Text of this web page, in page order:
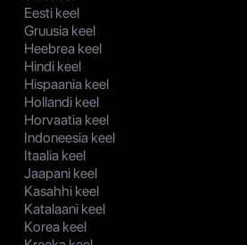
Eesti keel
Gruusia keel
Heebrea keel
Hindi keel
Hispaania keel
Hollandi keel
Horvaatia keel
Indoneesia keel
Itaalia keel
Jaapani keel
Kasahhi keel
Katalaani keel
Korea keel